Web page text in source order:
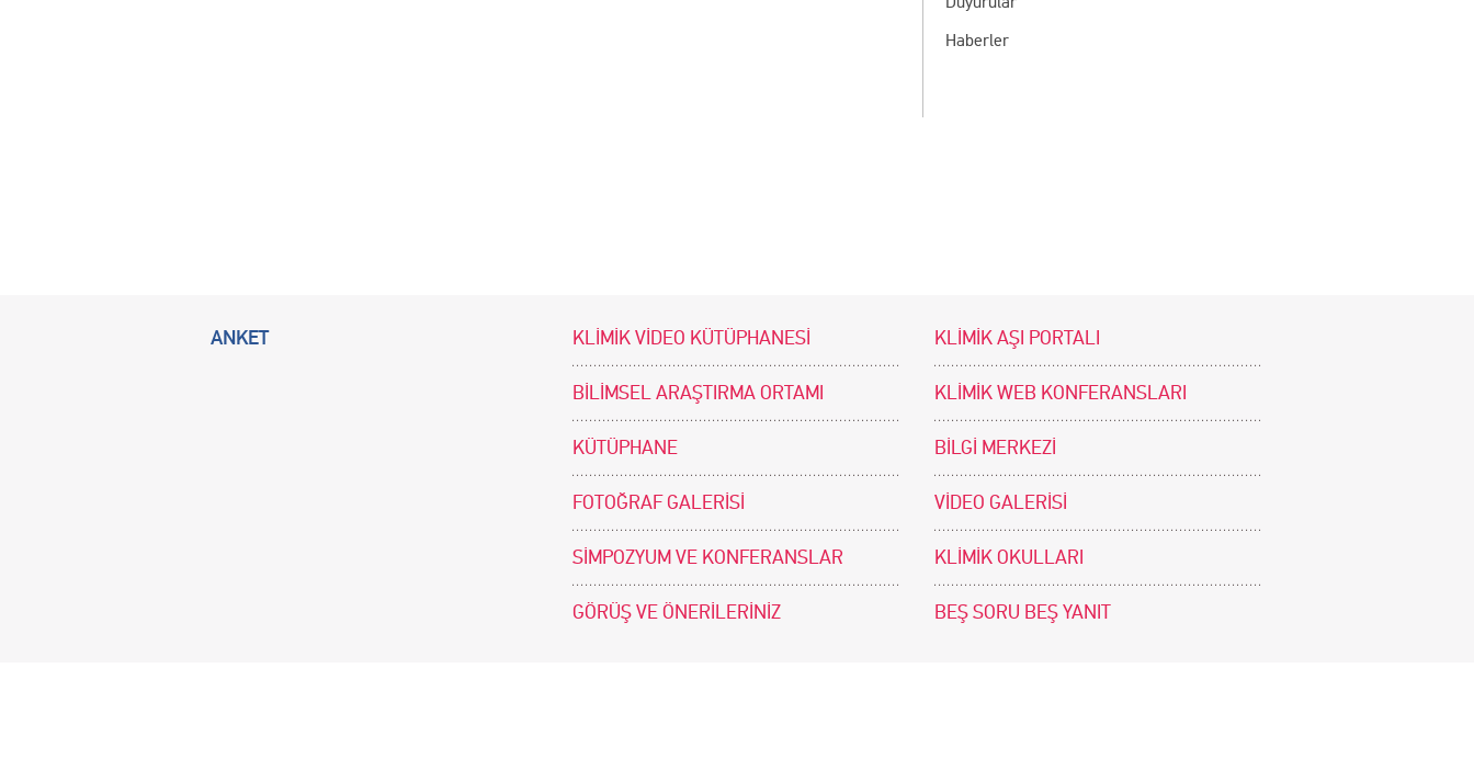
Haberler
ANKET KLİMİK VİDEO KÜTÜPHANESİ KLİMİK AŞI PORTALI
BİLİMSEL ARAŞTIRMA ORTAMI KLİMİK WEB KONFERANSLARI
KÜTÜPHANE BİLGİ MERKEZİ
FOTOĞRAF GALERİSİ VİDEO GALERİSİ
SİMPOZYUM VE KONFERANSLAR KLİMİK OKULLARI
GÖRÜŞ VE ÖNERİLERİNİZ BEŞ SORU BEŞ YANIT